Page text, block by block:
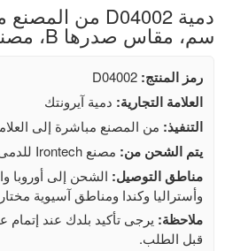
سم، مقاس صدرها B، مصنوعة من مادة TPE
رمز المنتج:
العلامة التجارية: دمية آيرونتك
التنفيذ: من المصنع مباشرة إلى
يتم الشحن من: مصنع Irontech للدمى في الصين
مناطق التوصيل: الشحن إلى أوروبا
وأستراليا وكندا ومناطق آسيوية
ملاحظة: يرجى تأكيد بلدك عند إتمام
قبل الطلب.